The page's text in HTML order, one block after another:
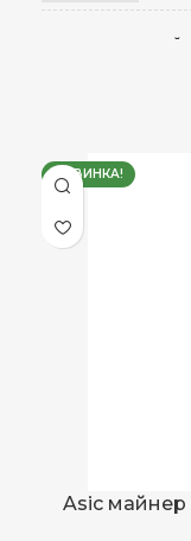
АЛГОРИТМ
ХЭШРЕЙТ
НОВИНКА!
Asic майнер